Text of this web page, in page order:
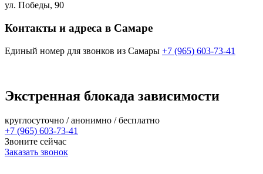
ул. Победы, 90
Контакты и адреса в Самаре
Единый номер для звонков из Самары +7 (965) 603-73-41
Экстренная блокада зависимости
круглосуточно / анонимно / бесплатно
+7 (965) 603-73-41
Звоните сейчас
Заказать звонок